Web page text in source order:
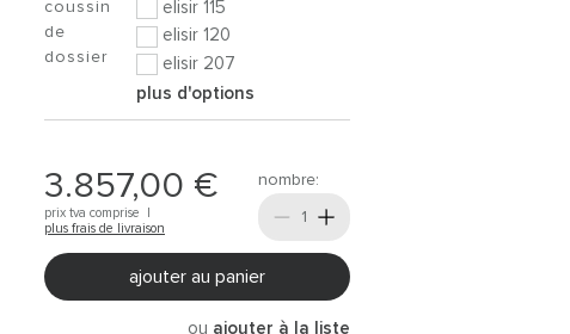
coussin
de
dossier
elisir 115
elisir 120
elisir 207
plus d'options
3.857,00 €
prix tva comprise |
plus frais de livraison
nombre:
ajouter au panier
ou ajouter à la liste